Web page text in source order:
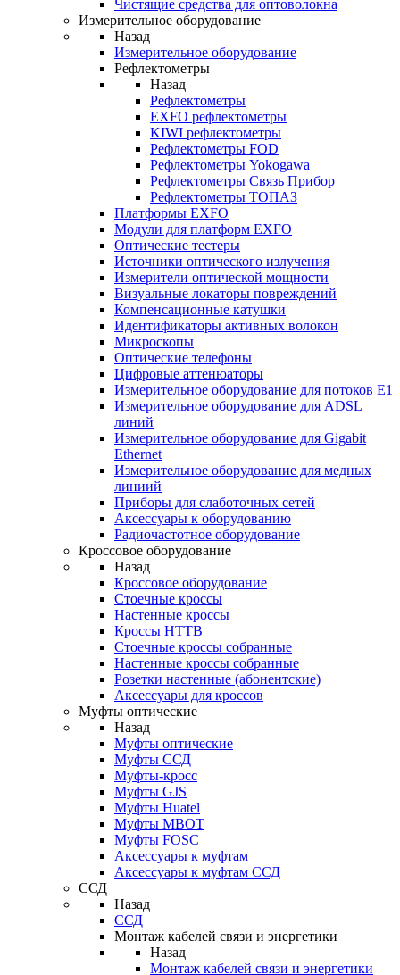
Чистящие средства для оптоволокна
Измерительное оборудование
Назад
Измерительное оборудование
Рефлектометры
Назад
Рефлектометры
EXFO рефлектометры
KIWI рефлектометры
Рефлектометры FOD
Рефлектометры Yokogawa
Рефлектометры Связь Прибор
Рефлектометры ТОПАЗ
Платформы EXFO
Модули для платформ EXFO
Оптические тестеры
Источники оптического излучения
Измерители оптической мощности
Визуальные локаторы повреждений
Компенсационные катушки
Идентификаторы активных волокон
Микроскопы
Оптические телефоны
Цифровые аттенюаторы
Измерительное оборудование для потоков Е1
Измерительное оборудование для ADSL
линий
Измерительное оборудование для Gigabit
Ethernet
Измерительное оборудование для медных
линиий
Приборы для слаботочных сетей
Аксессуары к оборудованию
Радиочастотное оборудование
Кроссовое оборудование
Назад
Кроссовое оборудование
Стоечные кроссы
Настенные кроссы
Кроссы HTTB
Стоечные кроссы собранные
Настенные кроссы собранные
Розетки настенные (абонентские)
Аксессуары для кроссов
Муфты оптические
Назад
Муфты оптические
Муфты ССД
Муфты-кросс
Муфты GJS
Муфты Huatel
Муфты МВОТ
Муфты FOSC
Аксессуары к муфтам
Аксессуары к муфтам ССД
ССД
Назад
ССД
Монтаж кабелей связи и энергетики
Назад
Монтаж кабелей связи и энергетики